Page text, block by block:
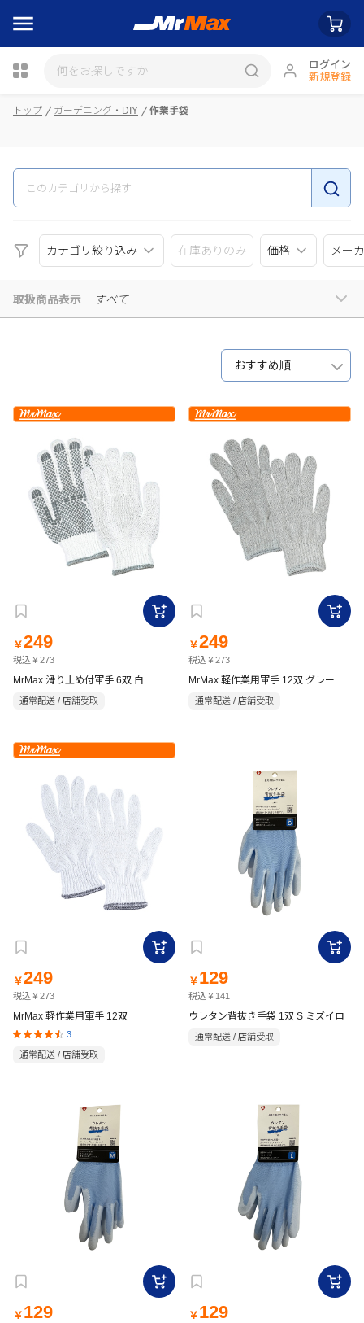
ログイン
新規登録
瓶詰
トップ ガーデニング・DIY 作業手袋
カテゴリ絞り込み 在庫ありのみ 価格 メー
取扱商品表示 すべて
おすすめ順
￥249
税込￥273
MrMax 滑り止め付軍手 6双 白
通常配送 / 店舗受取
￥249
税込￥273
MrMax 軽作業用軍手 12双 グレー
通常配送 / 店舗受取
￥249
税込￥273
MrMax 軽作業用軍手 12双
3
通常配送 / 店舗受取
￥ 129
税込￥141
ウレタン背抜き手袋 1双 S ミズイロ
通常配送 / 店舗受取
￥ 129 ￥ 129